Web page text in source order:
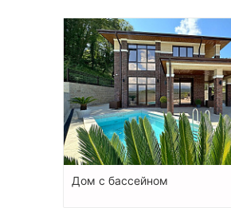
Дом с бассейном